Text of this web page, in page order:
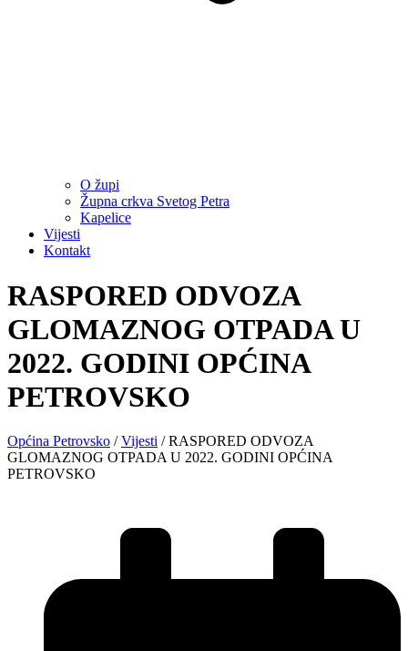
O župi
Župna crkva Svetog Petra
Kapelice
Vijesti
Kontakt
RASPORED ODVOZA
GLOMAZNOG OTPADA U
2022. GODINI OPĆINA
PETROVSKO
Općina Petrovsko /Vijesti /RASPORED ODVOZA
GLOMAZNOG OTPADA U 2022. GODINI OPĆINA
PETROVSKO